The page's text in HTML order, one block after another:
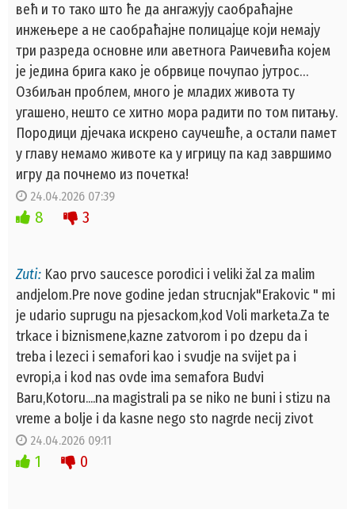
већ и то тако што ће да ангажују саобраћајне
инжењере а не саобраћајне полицајце који немају
три разреда основне или аветнога Раичевића којем
је једина брига како је обрвице почупао јутрос…
Озбиљан проблем, много је младих живота ту
угашено, нешто се хитно мора радити по том питању.
Породици дјечака искрено саучешће, а остали памет
у главу немамо животе ка у игрицу па кад завршимо
игру да почнемо из почетка!
24.04.2026 07:39
8 3
Zuti: Kao prvo saucesce porodici i veliki žal za malim
andjelom.Pre nove godine jedan strucnjak"Erakovic " mi
je udario suprugu na pjesackom,kod Voli marketa.Za te
trkace i biznismene,kazne zatvorom i po dzepu da i
treba i lezeci i semafori kao i svudje na svijet pa i
evropi,a i kod nas ovde ima semafora Budvi
Baru,Kotoru....na magistrali pa se niko ne buni i stizu na
vreme a bolje i da kasne nego sto nagrde necij zivot
24.04.2026 09:11
1 0